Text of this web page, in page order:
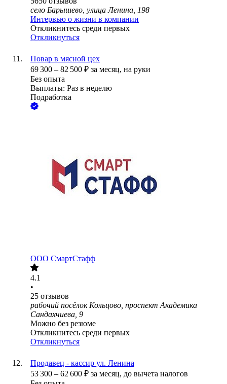
село Барышево, улица Ленина, 198
Интервью о жизни в компании
Откликнитесь среди первых
Откликнуться
Повар в мясной цех
69 300 – 82 500 ₽ за месяц, на руки
Без опыта
Выплаты: Раз в неделю
Подработка
ООО СмартСтафф
4.1
•
25 отзывов
рабочий посёлок Кольцово, проспект Академика
Сандахчиева, 9
Можно без резюме
Откликнитесь среди первых
Откликнуться
Продавец - кассир ул. Ленина
53 300 – 62 600 ₽ за месяц, до вычета налогов